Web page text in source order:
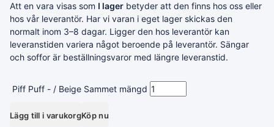
Att en vara visas som I lager betyder att den finns hos oss eller
hos vår leverantör. Har vi varan i eget lager skickas den
normalt inom 3–8 dagar. Ligger den hos leverantör kan
leveranstiden variera något beroende på leverantör. Sängar
och soffor är beställningsvaror med längre leveranstid.
Piff Puff - / Beige Sammet mängd
Lägg till i varukorgKöp nu